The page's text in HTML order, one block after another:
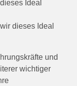
Ideal
dieses Ideal
und
wichtiger